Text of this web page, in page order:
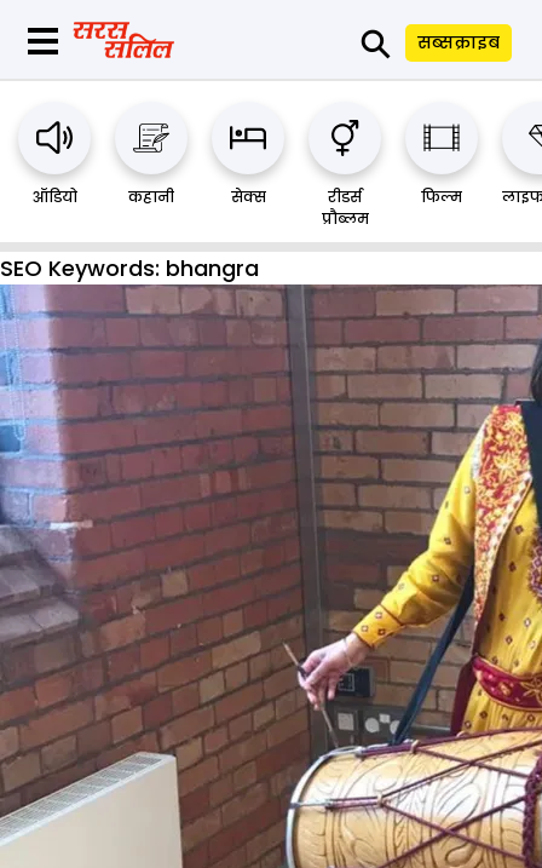
⚲ सब्सक्राइब
ऑडियो कहानी सेक्स
रीडर्स
प्रौब्लम
फिल्म
SEO Keywords: bhangra